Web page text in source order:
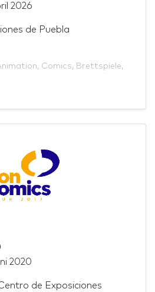
2026
de Puebla
, Comics, Brettspiele,
2020
de Exposiciones